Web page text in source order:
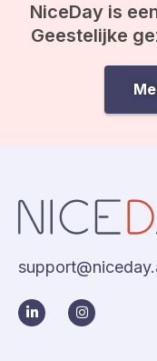
NiceDay is
Geestelijke